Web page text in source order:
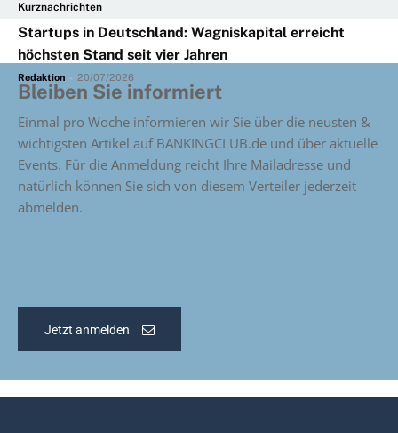
Kurznachrichten
Startups in Deutschland: Wagniskapital erreicht
höchsten Stand seit vier Jahren
Redaktion - 20/07/2026
Bleiben Sie informiert
Einmal pro Woche informieren wir Sie über die neusten &
wichtigsten Artikel auf BANKINGCLUB.de und über aktuelle
Events. Für die Anmeldung reicht Ihre Mailadresse und
natürlich können Sie sich von diesem Verteiler jederzeit
abmelden.
Jetzt anmelden